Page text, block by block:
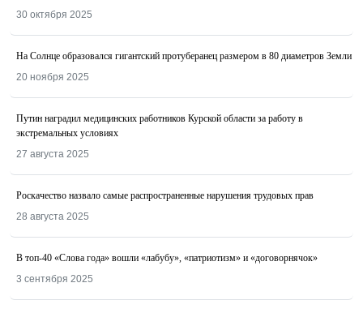
30 октября 2025
На Солнце образовался гигантский протуберанец размером в 80 диаметров Земли
20 ноября 2025
Путин наградил медицинских работников Курской области за работу в
экстремальных условиях
27 августа 2025
Роскачество назвалo самые распространенные нарушения трудовых прав
28 августа 2025
В топ-40 «Слова года» вошли «лабубу», «патриотизм» и «договорнячок»
3 сентября 2025